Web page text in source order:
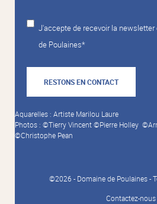
J'accepte de recevoir la
de Poulaines*
RESTONS EN CONTACT
Aquarelles : Artiste Marilou Laure
Photos : ©Tierry Vincent ©Pierre Holley
©Christophe Pean
©2026 - Domaine de Poulaines -
Contactez-nous